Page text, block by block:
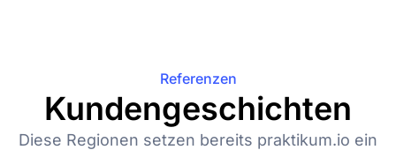
Referenzen
Kundengeschichten
Diese Regionen setzen bereits praktikum.io ein